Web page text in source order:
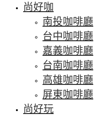
尚好咖
南投咖啡廳
台中咖啡廳
嘉義咖啡廳
台南咖啡廳
高雄咖啡廳
屏東咖啡廳
尚好玩